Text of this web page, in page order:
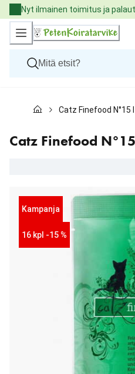
Skip
to
Content
Nyt ilmainen toimitus ja
Kissat
Eläinlääkäriruoat
Tuotemerkit
Catz Finefood N°15
Catz Finefood
Kampanja
16 kpl -15 %